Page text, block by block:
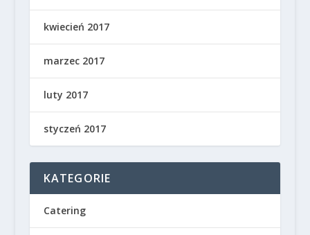
kwiecień 2017
marzec 2017
luty 2017
styczeń 2017
KATEGORIE
Catering